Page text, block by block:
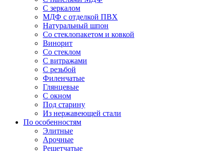
С зеркалом
МДФ с отделкой ПВХ
Натуральный шпон
Со стеклопакетом и ковкой
Винорит
Со стеклом
С витражами
С резьбой
Филенчатые
Глянцевые
С окном
Под старину
Из нержавеющей стали
По особенностям
Элитные
Арочные
Решетчатые